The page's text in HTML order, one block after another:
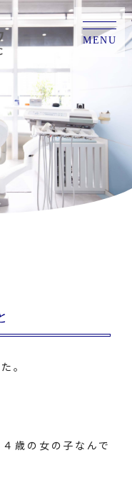
MENU
。
歳の女の子なんで